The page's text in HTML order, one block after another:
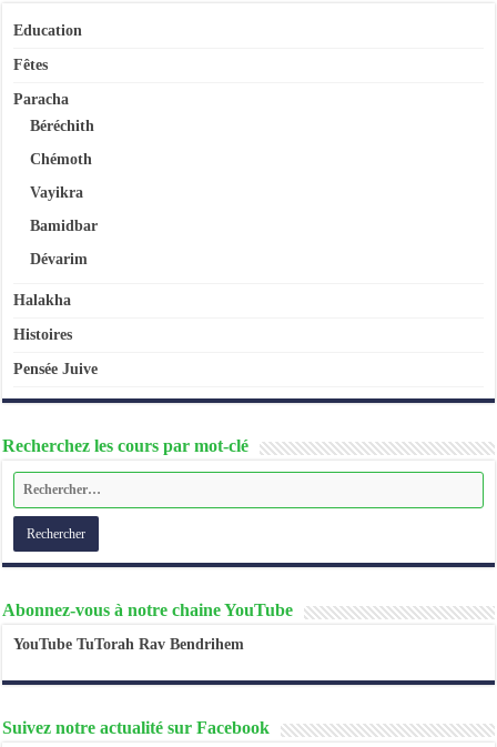
Education
Fêtes
Paracha
Béréchith
Chémoth
Vayikra
Bamidbar
Dévarim
Halakha
Histoires
Pensée Juive
Recherchez les cours par mot-clé
Abonnez-vous à notre chaine YouTube
YouTube TuTorah Rav Bendrihem
Suivez notre actualité sur Facebook